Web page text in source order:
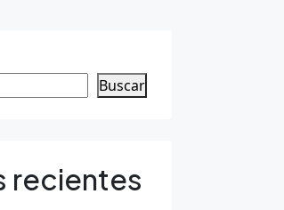
Buscar
recientes